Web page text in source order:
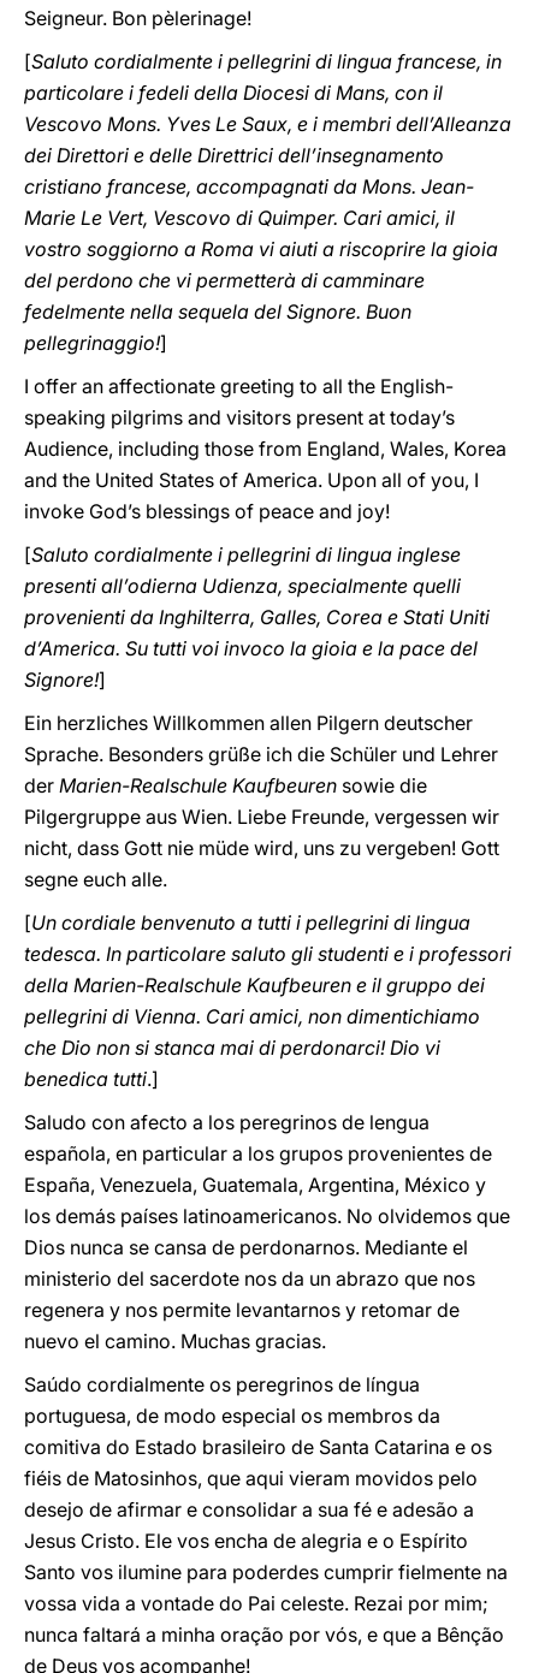
Seigneur. Bon pèlerinage!
[Saluto cordialmente i pellegrini di lingua francese, in
particolare i fedeli della Diocesi di Mans, con il
Vescovo Mons. Yves Le Saux, e i membri dell’Alleanza
dei Direttori e delle Direttrici dell’insegnamento
cristiano francese, accompagnati da Mons. Jean-
Marie Le Vert, Vescovo di Quimper. Cari amici, il
vostro soggiorno a Roma vi aiuti a riscoprire la gioia
del perdono che vi permetterà di camminare
fedelmente nella sequela del Signore. Buon
pellegrinaggio!]
I offer an affectionate greeting to all the English-
speaking pilgrims and visitors present at today’s
Audience, including those from England, Wales, Korea
and the United States of America. Upon all of you, I
invoke God’s blessings of peace and joy!
[Saluto cordialmente i pellegrini di lingua inglese
presenti all’odierna Udienza, specialmente quelli
provenienti da Inghilterra, Galles, Corea e Stati Uniti
d’America. Su tutti voi invoco la gioia e la pace del
Signore!]
Ein herzliches Willkommen allen Pilgern deutscher
Sprache. Besonders grüße ich die Schüler und Lehrer
der Marien-Realschule Kaufbeuren sowie die
Pilgergruppe aus Wien. Liebe Freunde, vergessen wir
nicht, dass Gott nie müde wird, uns zu vergeben! Gott
segne euch alle.
[Un cordiale benvenuto a tutti i pellegrini di lingua
tedesca. In particolare saluto gli studenti e i professori
della Marien-Realschule Kaufbeuren e il gruppo dei
pellegrini di Vienna. Cari amici, non dimentichiamo
che Dio non si stanca mai di perdonarci! Dio vi
benedica tutti.]
Saludo con afecto a los peregrinos de lengua
española, en particular a los grupos provenientes de
España, Venezuela, Guatemala, Argentina, México y
los demás países latinoamericanos. No olvidemos que
Dios nunca se cansa de perdonarnos. Mediante el
ministerio del sacerdote nos da un abrazo que nos
regenera y nos permite levantarnos y retomar de
nuevo el camino. Muchas gracias.
Saúdo cordialmente os peregrinos de língua
portuguesa, de modo especial os membros da
comitiva do Estado brasileiro de Santa Catarina e os
fiéis de Matosinhos, que aqui vieram movidos pelo
desejo de afirmar e consolidar a sua fé e adesão a
Jesus Cristo. Ele vos encha de alegria e o Espírito
Santo vos ilumine para poderdes cumprir fielmente na
vossa vida a vontade do Pai celeste. Rezai por mim;
nunca faltará a minha oração por vós, e que a Bênção
de Deus vos acompanhe!